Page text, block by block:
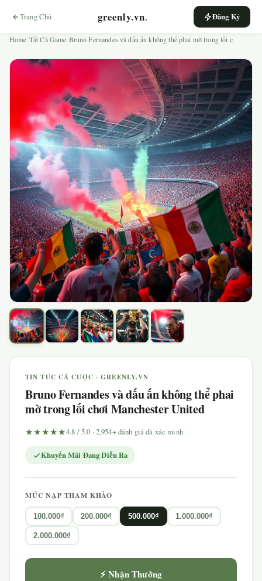
Trang Chủ greenly.vn. Đăng Ký
Home Tất Cả Game Bruno Fernandes và dấu ấn không thể phai mờ trong lối c
TIN TỨC CÁ CƯỢC · GREENLY.VN
Bruno Fernandes và dấu ấn không thể phai
mờ trong lối chơi Manchester United
★★★★★4.8 / 5.0 · 2,954+ đánh giá đã xác minh
Khuyến Mãi Đang Diễn Ra
MỨC NẠP THAM KHẢO
100.000₫ 200.000₫ 500.000₫ 1.000.000₫
2.000.000₫
⚡ Nhận Thưởng